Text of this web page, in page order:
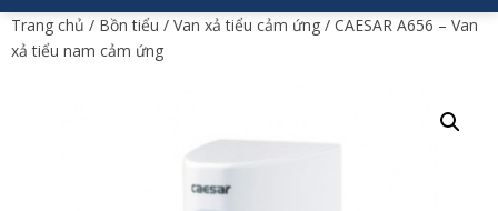
Trang chủ / Bồn tiểu / Van xả tiểu cảm ứng / CAESAR A656 – Van
xả tiểu nam cảm ứng